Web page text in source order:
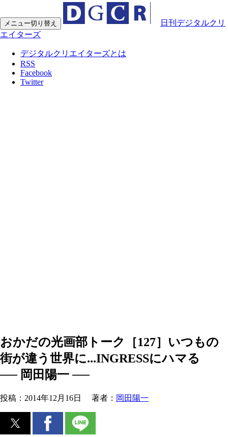
メニュー切り替え
日刊デジタルクリ
エイターズ
デジタルクリエイターズとは
RSS
Facebook
Twitter
おかだの光画部トーク［127］いつもの
街が違う世界に...INGRESSにハマる
── 岡田陽一 ──
投稿： 2014年12月16日 著者： 岡田陽一